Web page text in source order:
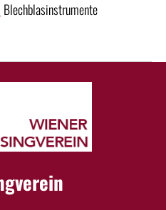
Blechblasinstrumente